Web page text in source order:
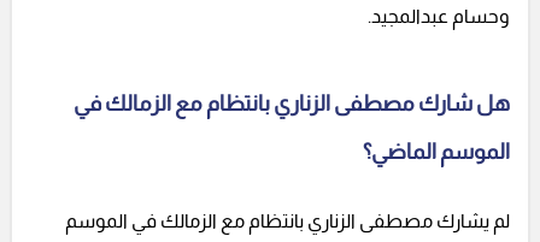
وحسام عبدالمجيد.
هل شارك مصطفى الزناري بانتظام مع الزمالك في
الموسم الماضي؟
لم يشارك مصطفى الزناري بانتظام مع الزمالك في الموسم